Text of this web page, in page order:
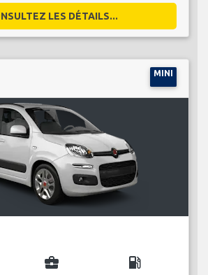
LES DÉTAILS...
MINI
business_center local_gas_station